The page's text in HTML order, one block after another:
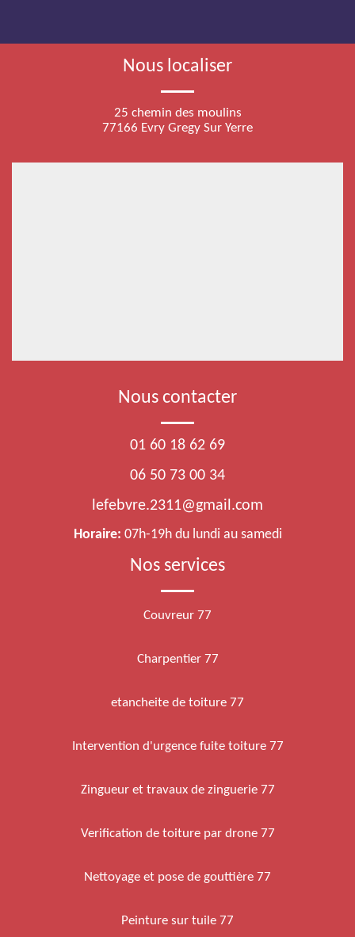
Nous localiser
25 chemin des moulins
77166 Evry Gregy Sur Yerre
Nous contacter
01 60 18 62 69
06 50 73 00 34
lefebvre.2311@gmail.com
Horaire: 07h-19h du lundi au samedi
Nos services
Couvreur 77
Charpentier 77
etancheite de toiture 77
Intervention d'urgence fuite toiture 77
Zingueur et travaux de zinguerie 77
Verification de toiture par drone 77
Nettoyage et pose de gouttière 77
Peinture sur tuile 77